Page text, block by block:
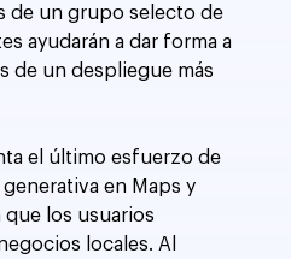
de un grupo selecto de
ayudarán a dar forma a
de un despliegue más
el último esfuerzo de
en Maps y
los usuarios
locales. Al